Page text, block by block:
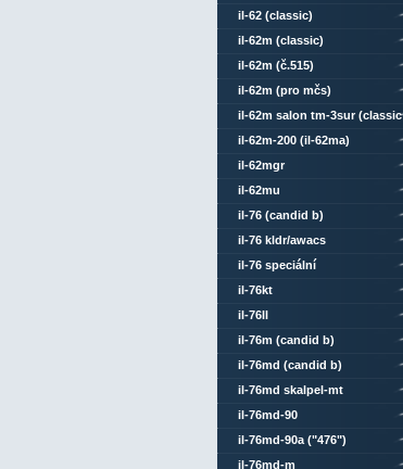
il-62 (classic)
il-62m (classic)
il-62m (č.515)
il-62m (pro mčs)
il-62m salon tm-3sur (classic
comsat mod)
il-62m-200 (il-62ma)
il-62mgr
il-62mu
il-76 (candid b)
il-76 kldr/awacs
il-76 speciální
il-76kt
il-76ll
il-76m (candid b)
il-76md (candid b)
il-76md skalpel-mt
il-76md-90
il-76md-90a ("476")
il-76md-m